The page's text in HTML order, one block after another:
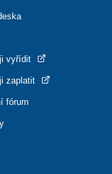
vyřídit
zaplatit
fórum